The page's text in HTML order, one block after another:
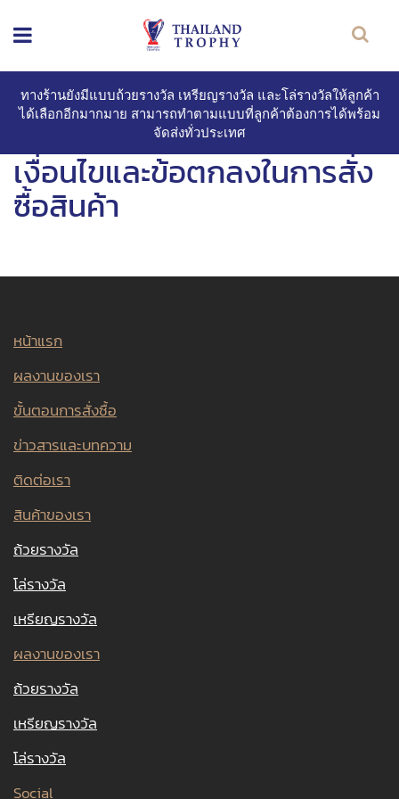
ทางร้านยังมีแบบถ้วยรางวัล เหรียญรางวัล และโล่รางวัลให้ลูกค้า
ได้เลือกอีกมากมาย สามารถทำตามแบบที่ลูกค้าต้องการได้พร้อม
จัดส่งทั่วประเทศ
เงื่อนไขและข้อตกลงในการสั่ง
ซื้อสินค้า
หน้าแรก
ผลงานของเรา
ขั้นตอนการสั่งซื้อ
ข่าวสารและบทความ
ติดต่อเรา
สินค้าของเรา
ถ้วยรางวัล
โล่รางวัล
เหรียญรางวัล
ผลงานของเรา
ถ้วยรางวัล
เหรียญรางวัล
โล่รางวัล
Social